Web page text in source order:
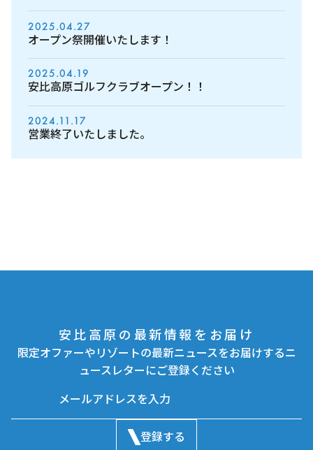
2025.04.27
オープン祭開催いたします！
2025.04.19
安比高原ゴルフクラブオープン！！
2024.11.17
営業終了いたしました。
安比高原の最新情報をお届け
限定オファーやリゾートの最新ニュースをお届けするニ
ュースレターにご登録ください
登録する